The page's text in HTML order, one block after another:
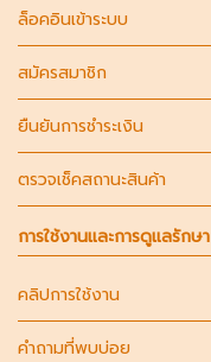
ล็อคอินเข้าระบบ
สมัครสมาชิก
ยืนยันการชำระเงิน
ตรวจเช็คสถานะสินค้า
การใช้งานและการดูแลรักษา
คลิปการใช้งาน
คำถามที่พบบ่อย